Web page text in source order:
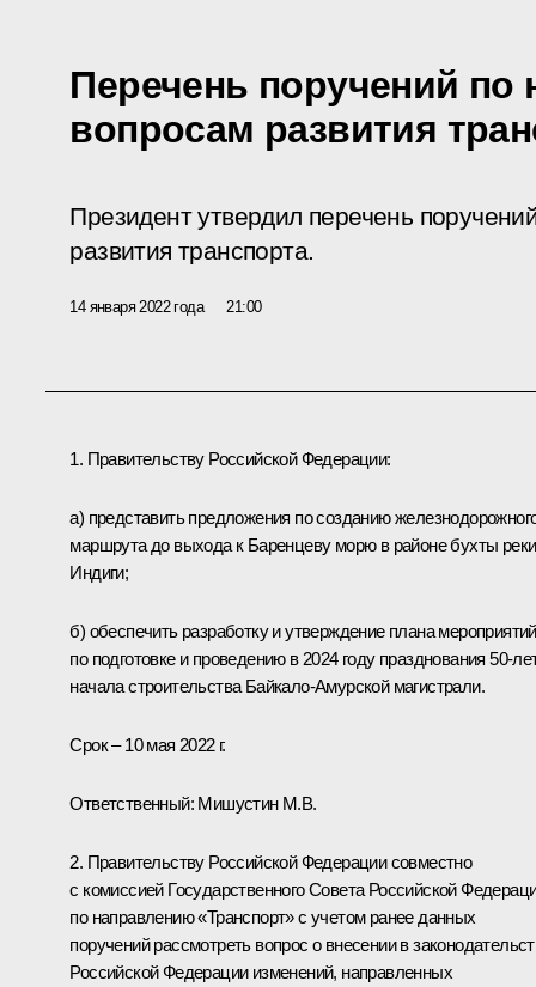
Перечень поручений по
вопросам развития
Президент утвердил перечень
развития транспорта.
14 января 2022 года 21:00
1. Правительству Российской Федерации:
а) представить предложения по созданию
маршрута до выхода к Баренцеву морю в районе бухты реки
Индиги;
б) обеспечить разработку и утверждение плана мероприятий
по подготовке и проведению в 2024 году празднования 50-
начала строительства Байкало-Амурской магистрали.
Срок – 10 мая 2022 г.
Ответственный: Мишустин М.В.
2. Правительству Российской Федерации совместно
с комиссией Государственного Совета Российской
по направлению «Транспорт» с учетом ранее данных
поручений рассмотреть вопрос о внесении в
Российской Федерации изменений, направленных